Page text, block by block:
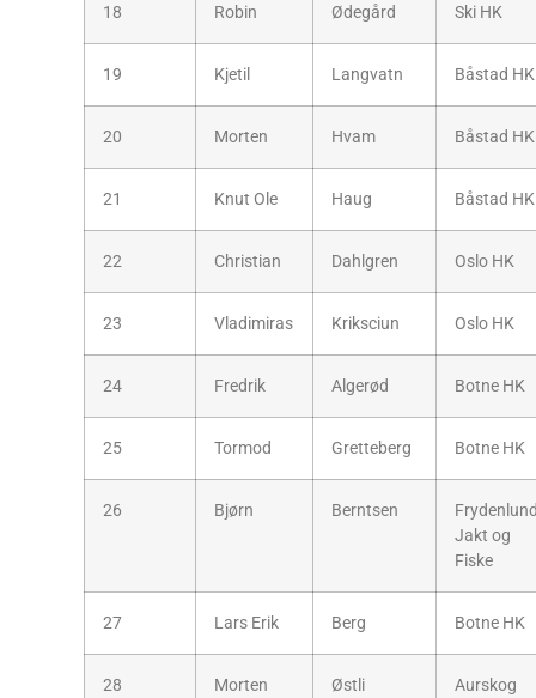
18 Robin Ødegård Ski HK
19 Kjetil Langvatn Båstad HK
20 Morten Hvam Båstad HK
21 Knut Ole Haug Båstad HK
22 Christian Dahlgren Oslo HK
23 Vladimiras Kriksciun Oslo HK
24 Fredrik Algerød Botne HK
25 Tormod Gretteberg Botne HK
26 Bjørn Berntsen
Jakt og
Fiske
27 Lars Erik Berg Botne HK
28 Morten Østli
Aurskog